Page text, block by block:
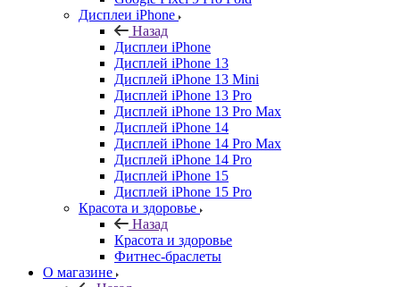
Дисплеи iPhone
Назад
Дисплеи iPhone
Дисплей iPhone 13
Дисплей iPhone 13 Mini
Дисплей iPhone 13 Pro
Дисплей iPhone 13 Pro Max
Дисплей iPhone 14
Дисплей iPhone 14 Pro Max
Дисплей iPhone 14 Pro
Дисплей iPhone 15
Дисплей iPhone 15 Pro
Красота и здоровье
Назад
Красота и здоровье
Фитнес-браслеты
О магазине